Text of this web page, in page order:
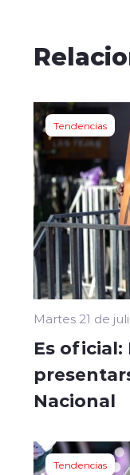
Tendencias
Martes 21 de
Es oficial:
Nacional
Tendencias